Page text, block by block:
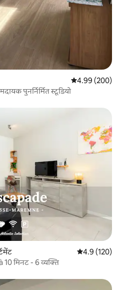
औसत रेटिंग 5 में से
4.99 (200)
पुनर्निर्मित स्टूडियो
औसत रेटिंग 5 में
4.9 (120)
मिनट - 6 व्यक्ति